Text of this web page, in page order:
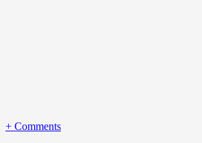
+ Comments